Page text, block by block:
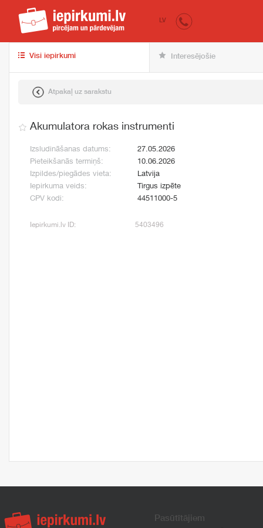
iepirkumi.lv
LV
Visi iepirkumi Interesējošie
Atpakaļ uz sarakstu
Akumulatora rokas instrumenti
Izsludināšanas datums:
27.05.2026
Pieteikšanās termiņš:
10.06.2026
Izpildes/piegādes vieta:
Latvija
Iepirkuma veids:
Tirgus izpēte
CPV kodi:
44511000-5
Iepirkumi.lv ID: 5403496
Pasūtītājiem